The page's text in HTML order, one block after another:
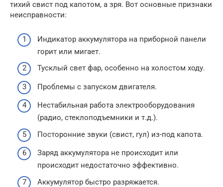
тихий свист под капотом, а зря. Вот основные признаки
неисправности:
Индикатор аккумулятора на приборной панели
горит или мигает.
Тусклый свет фар, особенно на холостом ходу.
Проблемы с запуском двигателя.
Нестабильная работа электрооборудования
(радио, стеклоподъемники и т.д.).
Посторонние звуки (свист, гул) из-под капота.
Заряд аккумулятора не происходит или
происходит недостаточно эффективно.
Аккумулятор быстро разряжается.